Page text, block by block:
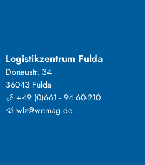
Logistikzentrum Fulda
Donaustr. 34
36043 Fulda
+49 (0)661 - 94 60-210
wlz@wemag.de